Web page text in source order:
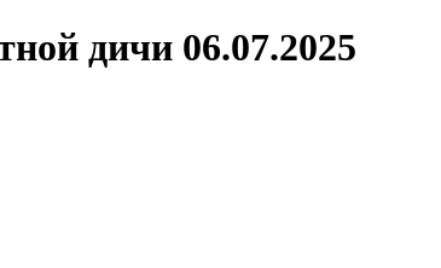
дичи 06.07.2025